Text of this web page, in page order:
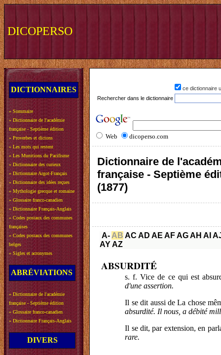
DICOPERSO
DICTIONNAIRES
» Sommaire
» Dictionnaire de l'académie
française - Septième édition
» Proverbes et dictons
» Les mots qui restent
» Les Munitions du Pacifisme
» Dictionnaire des curieux
» Dictionnaire Argot-Français
» Dictionnaire des idées reçues
» Mythologie grecque et romaine
» Glossaire franco-canadien
» Dictionnaire Français-Anglais
» Codes postaux des communes
françaises
» Codes postaux des communes
belges
» Sigles et acronymes
ABRÉVIATIONS
» Dictionnaire de l'académie
française - Septième édition
» Glossaire franco-canadien
» Dictionnaire Français-Anglais
DIVERS
ce dictionnaire
Rechercher dans le dictionnaire
Web dicoperso.com
Dictionnaire de
française - Septième
(1877)
A- AB AC AD AE AFAGAH AI
AYAZ
ABSURDITÉ
s. f. Vice de ce qui est
d'une assertion.
Il se dit aussi de La chose
absurdité. Il nous, a débité
Il se dit, par extension, en
rare.